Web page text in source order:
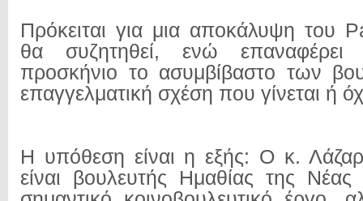
Πρόκειται για μια αποκάλυψη του
θα συζητηθεί, ενώ
προσκήνιο το ασυμβίβαστο των
επαγγελματική σχέση που γίνεται ή
Η υπόθεση είναι η εξής: Ο κ.
είναι βουλευτής Ημαθίας της Νέας